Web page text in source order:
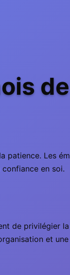
Les
confiance en soi.
de privilégier
et